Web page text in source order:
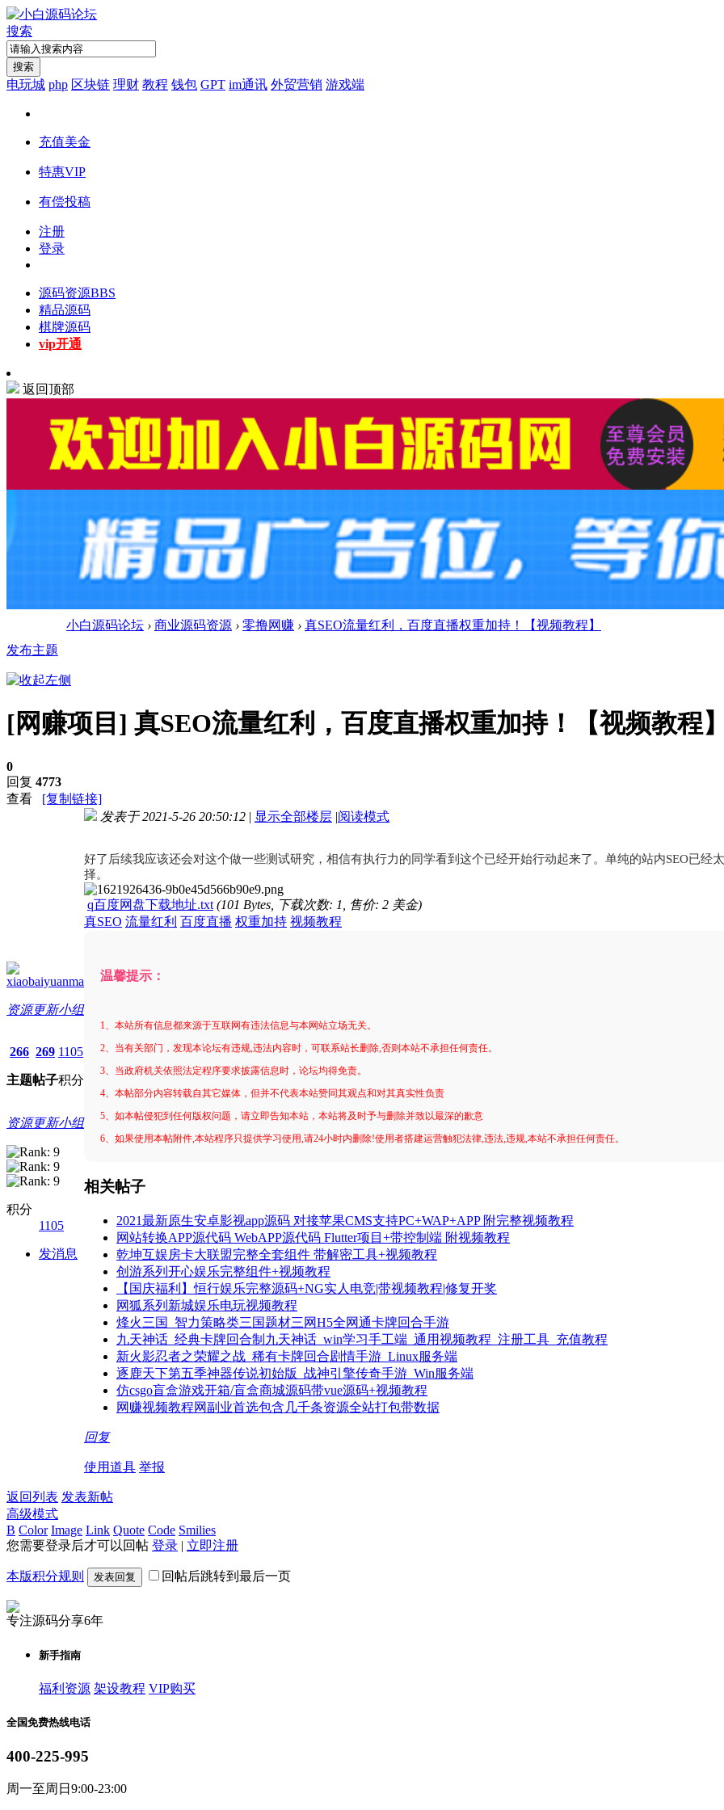
搜索
搜索
电玩城 php 区块链 理财 教程 钱包 GPT im通讯 外贸营销 游戏端
充值美金
特惠VIP
有偿投稿
注册
登录
源码资源BBS
精品源码
棋牌源码
vip开通
返回顶部
小白源码论坛 › 商业源码资源 › 零撸网赚 › 真SEO流量红利，百度直播权重加持！【视频教程】
发布主题
[网赚项目] 真SEO流量红利，百度直播权重加持！【视频教程
0
回复 4773
查看
[复制链接]
xiaobaiyuanma
资源更新小组
266
主题
269
帖子
1105
积分
资源更新小组
积分
1105
发消息
发表于 2021-5-26 20:50:12 | 显示全部楼层 |阅读模式
好了后续我应该还会对这个做一些测试研究，相信有执行力的同学看到这个已经开始行动起来了。单纯的站内SEO已经
择。
q百度网盘下载地址.txt (101 Bytes, 下载次数: 1, 售价: 2 美金)
真SEO 流量红利 百度直播 权重加持 视频教程
温馨提示：
1、本站所有信息都来源于互联网有违法信息与本网站立场无关。
2、当有关部门，发现本论坛有违规,违法内容时，可联系站长删除,否则本站不承担任何责任。
3、当政府机关依照法定程序要求披露信息时，论坛均得免责。
4、本帖部分内容转载自其它媒体，但并不代表本站赞同其观点和对其真实性负责
5、如本帖侵犯到任何版权问题，请立即告知本站，本站将及时予与删除并致以最深的歉意
6、如果使用本帖附件,本站程序只提供学习使用,请24小时内删除!使用者搭建运营触犯法律,违法,违规,本站不承担任何责任。
相关帖子
2021最新原生安卓影视app源码 对接苹果CMS支持PC+WAP+APP 附完整视频教程
网站转换APP源代码 WebAPP源代码 Flutter项目+带控制端 附视频教程
乾坤互娱房卡大联盟完整全套组件 带解密工具+视频教程
创游系列开心娱乐完整组件+视频教程
【国庆福利】恒行娱乐完整源码+NG实人电竞|带视频教程|修复开奖
网狐系列新城娱乐电玩视频教程
烽火三国_智力策略类三国题材三网H5全网通卡牌回合手游
九天神话_经典卡牌回合制九天神话_win学习手工端_通用视频教程_注册工具_充值教程
新火影忍者之荣耀之战_稀有卡牌回合剧情手游_Linux服务端
逐鹿天下第五季神器传说初始版_战神引擎传奇手游_Win服务端
仿csgo盲盒游戏开箱/盲盒商城源码带vue源码+视频教程
网赚视频教程网副业首选包含几千条资源全站打包带数据
回复
使用道具 举报
返回列表 发表新帖
高级模式
B Color Image Link Quote Code Smilies
您需要登录后才可以回帖 登录 | 立即注册
本版积分规则 发表回复 回帖后跳转到最后一页
专注源码分享6年
新手指南
福利资源 架设教程 VIP购买
全国免费热线电话
400-225-995
周一至周日9:00-23:00